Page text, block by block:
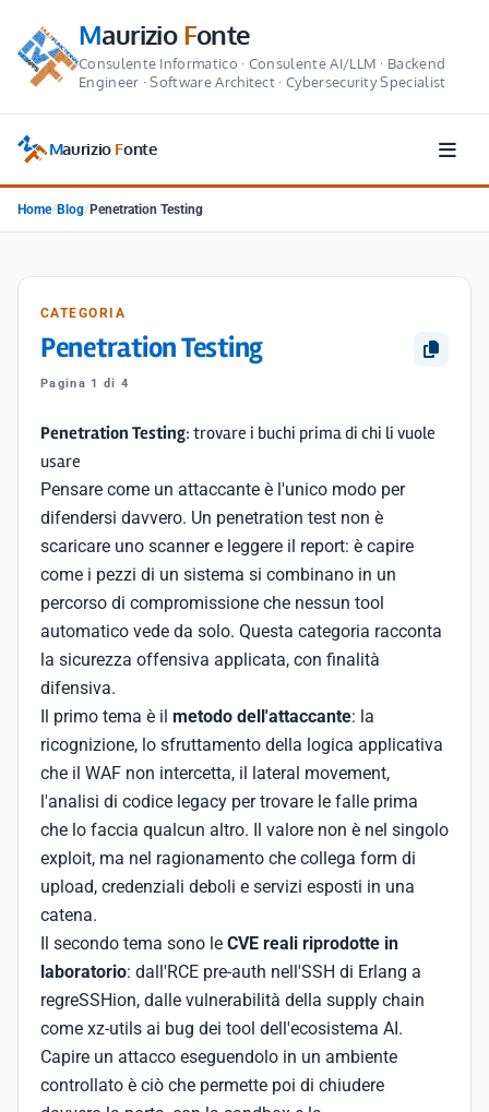
MaurizioFonte
Consulente Informatico · Consulente AI/LLM · Backend
Engineer · Software Architect · Cybersecurity Specialist
Maurizio Fonte
Home/ Blog/ Penetration Testing
CATEGORIA
Penetration Testing
Pagina 1 di 4
Penetration Testing: trovare i buchi prima di chi li vuole
usare
Pensare come un attaccante è l'unico modo per
difendersi davvero. Un penetration test non è
scaricare uno scanner e leggere il report: è capire
come i pezzi di un sistema si combinano in un
percorso di compromissione che nessun tool
automatico vede da solo. Questa categoria racconta
la sicurezza offensiva applicata, con finalità
difensiva.
Il primo tema è il metodo dell'attaccante: la
ricognizione, lo sfruttamento della logica applicativa
che il WAF non intercetta, il lateral movement,
l'analisi di codice legacy per trovare le falle prima
che lo faccia qualcun altro. Il valore non è nel singolo
exploit, ma nel ragionamento che collega form di
upload, credenziali deboli e servizi esposti in una
catena.
Il secondo tema sono le CVE reali riprodotte in
laboratorio: dall'RCE pre-auth nell'SSH di Erlang a
regreSSHion, dalle vulnerabilità della supply chain
come xz-utils ai bug dei tool dell'ecosistema AI.
Capire un attacco eseguendolo in un ambiente
controllato è ciò che permette poi di chiudere